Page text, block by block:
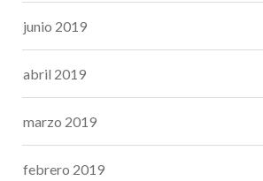
junio 2019
abril 2019
marzo 2019
febrero 2019